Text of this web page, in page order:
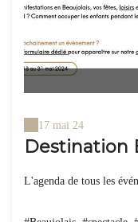
17 mai 24
Destination
L'agenda de tous les